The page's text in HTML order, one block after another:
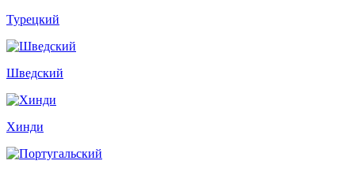
Турецкий
Шведский
Хинди